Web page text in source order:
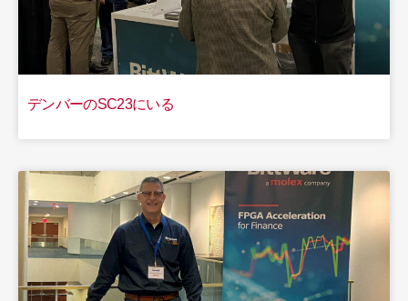
デンバーのSC23にいる